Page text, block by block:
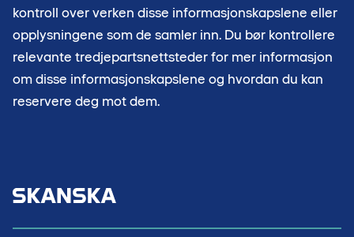
kontroll over verken disse informasjonskapslene eller
opplysningene som de samler inn. Du bør kontrollere
relevante tredjepartsnettsteder for mer informasjon
om disse informasjonskapslene og hvordan du kan
reservere deg mot dem.